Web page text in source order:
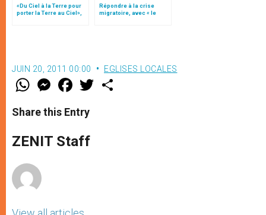
«Du Ciel à la Terre pour
porter la Terre au Ciel»,
Répondre à la crise
migratoire, avec « le
JUIN 20, 2011 00:00 EGLISES LOCALES
W
t
s
p
p
M
e
s
e
g
e
F
a
e
b
o
k
w
Share this Entry
ZENIT Staff